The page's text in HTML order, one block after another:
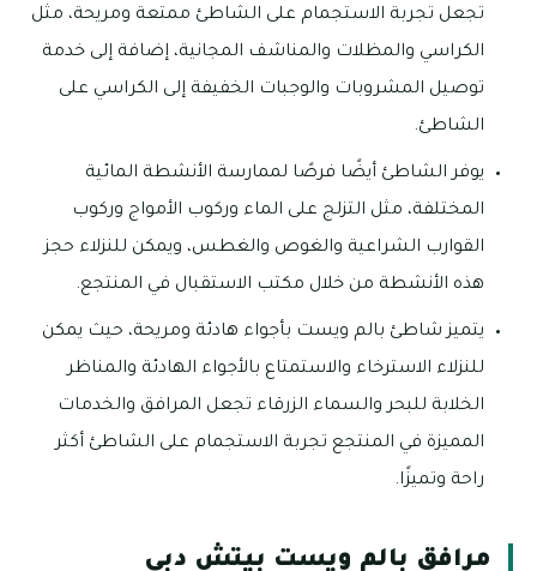
تجعل تجربة الاستجمام على الشاطئ ممتعة ومريحة، مثل
الكراسي والمظلات والمناشف المجانية، إضافة إلى خدمة
توصيل المشروبات والوجبات الخفيفة إلى الكراسي على
الشاطئ.
يوفر الشاطئ أيضًا فرصًا لممارسة الأنشطة المائية
المختلفة، مثل التزلج على الماء وركوب الأمواج وركوب
القوارب الشراعية والغوص والغطس، ويمكن للنزلاء حجز
هذه الأنشطة من خلال مكتب الاستقبال في المنتجع.
يتميز شاطئ بالم ويست بأجواء هادئة ومريحة، حيث يمكن
للنزلاء الاسترخاء والاستمتاع بالأجواء الهادئة والمناظر
الخلابة للبحر والسماء الزرقاء تجعل المرافق والخدمات
المميزة في المنتجع تجربة الاستجمام على الشاطئ أكثر
راحة وتميزًا.
مرافق بالم ويست بيتش دبي